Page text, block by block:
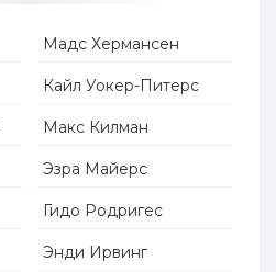
Мадс Хермансен
Кайл Уокер-Питерс
Макс Килман
Эзра Майерс
Гидо Родригес
Энди Ирвинг